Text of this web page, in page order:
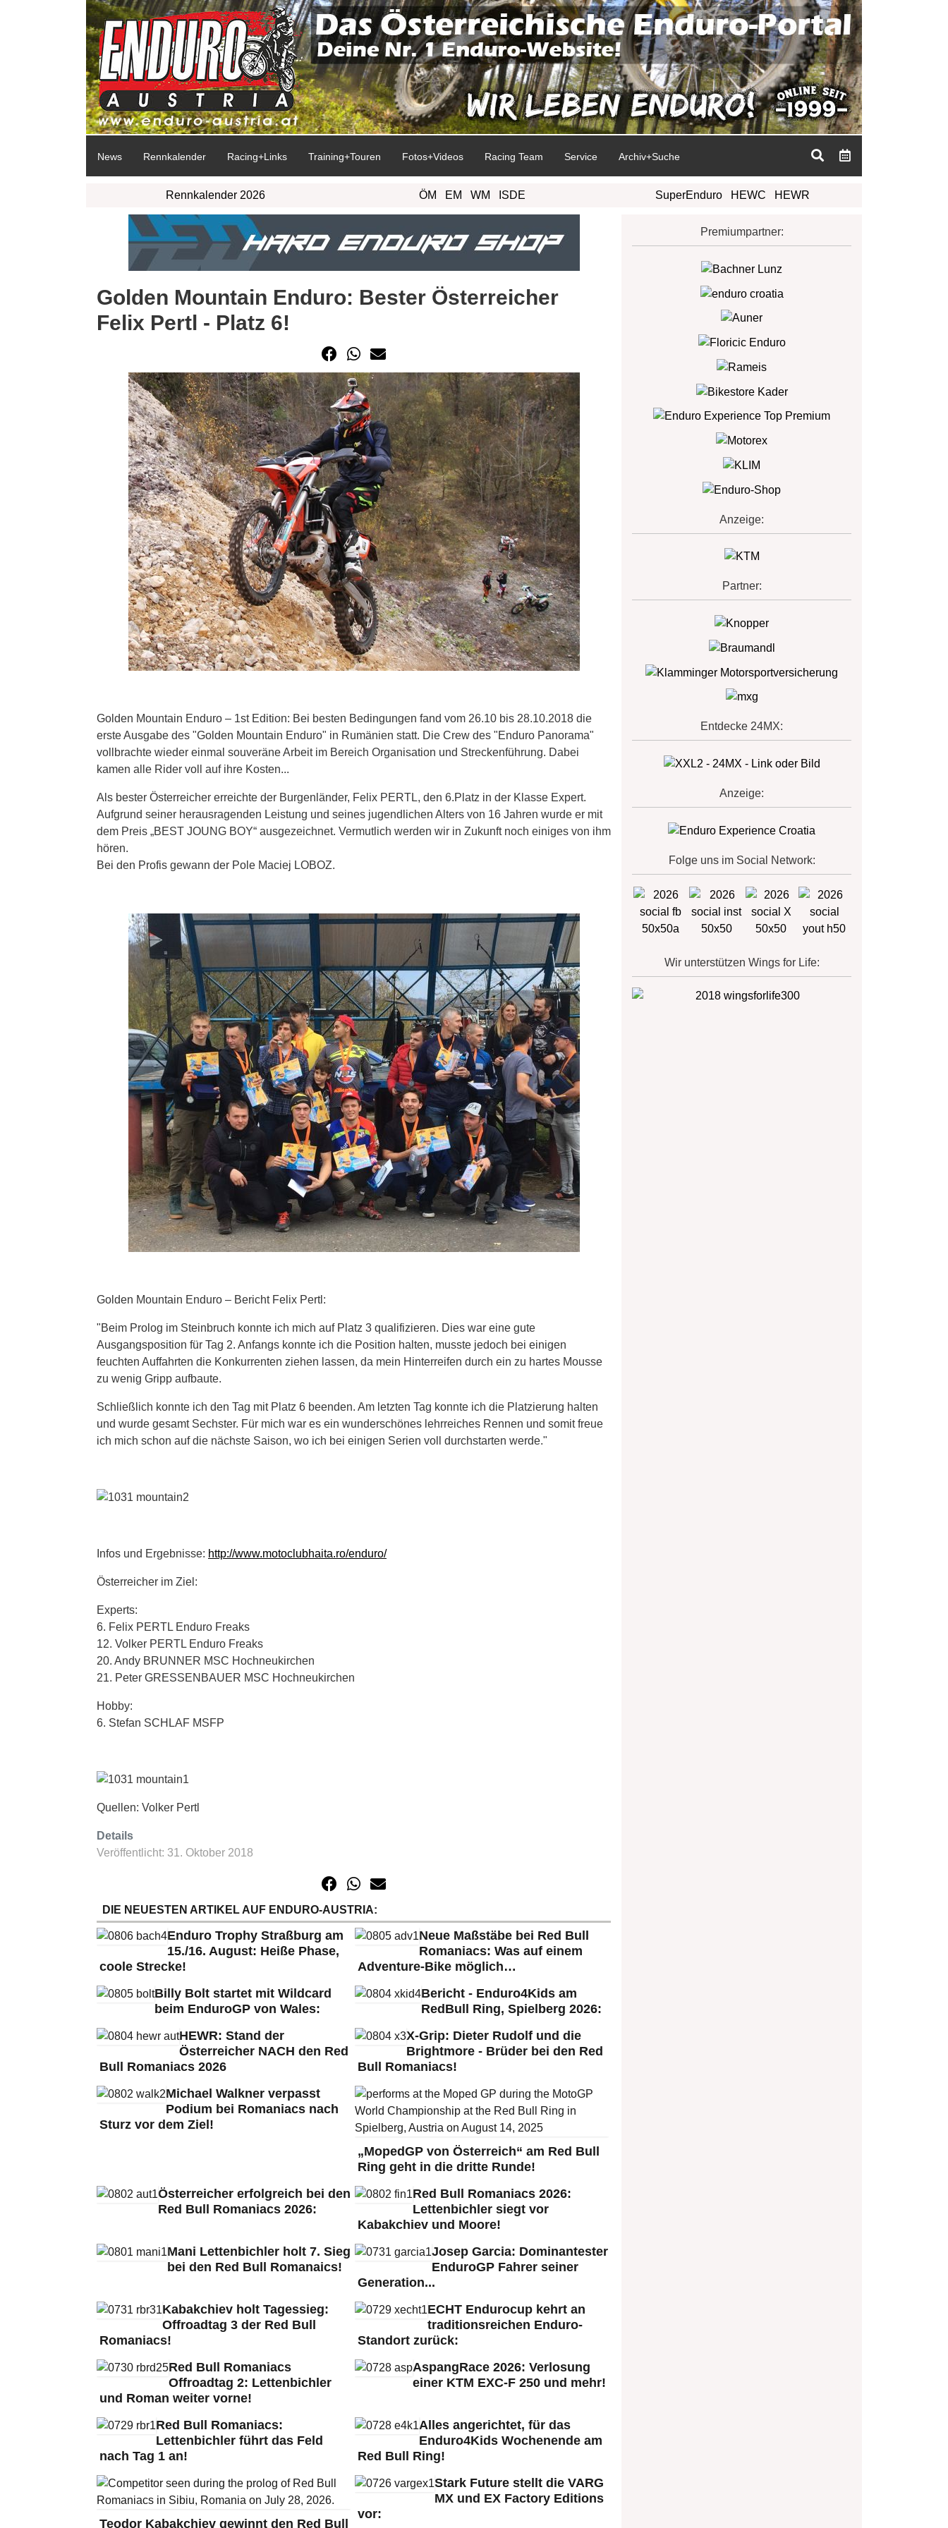
News Rennkalender Racing+Links Training+Touren Fotos+Videos Racing Team Service Archiv+Suche
Rennkalender 2026 ÖM EM WM ISDE SuperEnduro HEWC HEWR
Golden Mountain Enduro: Bester Österreicher
Felix Pertl - Platz 6!
Golden Mountain Enduro – 1st Edition: Bei besten Bedingungen fand vom 26.10 bis 28.10.2018 die
erste Ausgabe des "Golden Mountain Enduro" in Rumänien statt. Die Crew des "Enduro Panorama"
vollbrachte wieder einmal souveräne Arbeit im Bereich Organisation und Streckenführung. Dabei
kamen alle Rider voll auf ihre Kosten...
Als bester Österreicher erreichte der Burgenländer, Felix PERTL, den 6.Platz in der Klasse Expert.
Aufgrund seiner herausragenden Leistung und seines jugendlichen Alters von 16 Jahren wurde er mit
dem Preis „BEST JOUNG BOY“ ausgezeichnet. Vermutlich werden wir in Zukunft noch einiges von ihm
hören.
Bei den Profis gewann der Pole Maciej LOBOZ.
Golden Mountain Enduro – Bericht Felix Pertl:
"Beim Prolog im Steinbruch konnte ich mich auf Platz 3 qualifizieren. Dies war eine gute
Ausgangsposition für Tag 2. Anfangs konnte ich die Position halten, musste jedoch bei einigen
feuchten Auffahrten die Konkurrenten ziehen lassen, da mein Hinterreifen durch ein zu hartes Mousse
zu wenig Gripp aufbaute.
Schließlich konnte ich den Tag mit Platz 6 beenden. Am letzten Tag konnte ich die Platzierung halten
und wurde gesamt Sechster. Für mich war es ein wunderschönes lehrreiches Rennen und somit freue
ich mich schon auf die nächste Saison, wo ich bei einigen Serien voll durchstarten werde."
Infos und Ergebnisse: http://www.motoclubhaita.ro/enduro/
Österreicher im Ziel:
Experts:
6. Felix PERTL Enduro Freaks
12. Volker PERTL Enduro Freaks
20. Andy BRUNNER MSC Hochneukirchen
21. Peter GRESSENBAUER MSC Hochneukirchen
Hobby:
6. Stefan SCHLAF MSFP
Quellen: Volker Pertl
Details
Veröffentlicht: 31. Oktober 2018
DIE NEUESTEN ARTIKEL AUF ENDURO-AUSTRIA:
Enduro Trophy Straßburg am
15./16. August: Heiße Phase,
coole Strecke!
Neue Maßstäbe bei Red Bull
Romaniacs: Was auf einem
Adventure-Bike möglich…
Billy Bolt startet mit Wildcard
beim EnduroGP von Wales:
Bericht - Enduro4Kids am
RedBull Ring, Spielberg 2026:
HEWR: Stand der
Österreicher NACH den Red
Bull Romaniacs 2026
X-Grip: Dieter Rudolf und die
Brightmore - Brüder bei den Red
Bull Romaniacs!
Michael Walkner verpasst
Podium bei Romaniacs nach
Sturz vor dem Ziel!
„MopedGP von Österreich“ am Red Bull
Ring geht in die dritte Runde!
Österreicher erfolgreich bei den
Red Bull Romaniacs 2026:
Red Bull Romaniacs 2026:
Lettenbichler siegt vor
Kabakchiev und Moore!
Mani Lettenbichler holt 7. Sieg
bei den Red Bull Romanaics!
Josep Garcia: Dominantester
EnduroGP Fahrer seiner
Generation...
Kabakchiev holt Tagessieg:
Offroadtag 3 der Red Bull
Romaniacs!
ECHT Endurocup kehrt an
traditionsreichen Enduro-
Standort zurück:
Red Bull Romaniacs
Offroadtag 2: Lettenbichler
und Roman weiter vorne!
AspangRace 2026: Verlosung
einer KTM EXC-F 250 und mehr!
Red Bull Romaniacs:
Lettenbichler führt das Feld
nach Tag 1 an!
Alles angerichtet, für das
Enduro4Kids Wochenende am
Red Bull Ring!
Teodor Kabakchiev gewinnt den Red Bull
Stark Future stellt die VARG
MX und EX Factory Editions
vor:
Premiumpartner:
Anzeige:
Partner:
Entdecke 24MX:
Anzeige:
Folge uns im Social Network:
Wir unterstützen Wings for Life: